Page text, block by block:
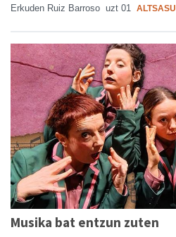
Erkuden Ruiz Barroso uzt 01 ALTSASU
Musika bat entzun zuten